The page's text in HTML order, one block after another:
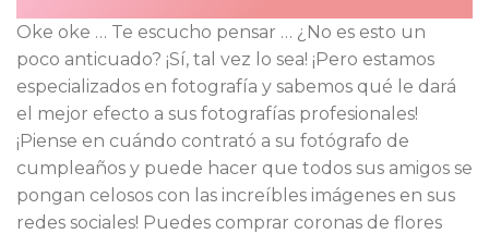
Oke oke … Te escucho pensar … ¿No es esto un
poco anticuado? ¡Sí, tal vez lo sea! ¡Pero estamos
especializados en fotografía y sabemos qué le dará
el mejor efecto a sus fotografías profesionales!
¡Piense en cuándo contrató a su fotógrafo de
cumpleaños y puede hacer que todos sus amigos se
pongan celosos con las increíbles imágenes en sus
redes sociales! Puedes comprar coronas de flores